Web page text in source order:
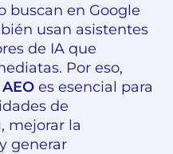
buscan en Google
usan asistentes
de IA que
Por eso,
es esencial para
de
mejorar la
generar